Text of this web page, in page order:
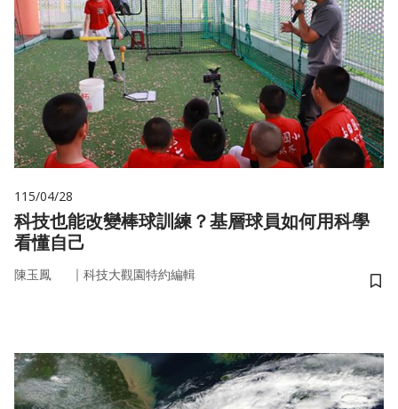
115/04/28
科技也能改變棒球訓練？基層球員如何用科學
看懂自己
陳玉鳳 ｜ 科技大觀園特約編輯
儲